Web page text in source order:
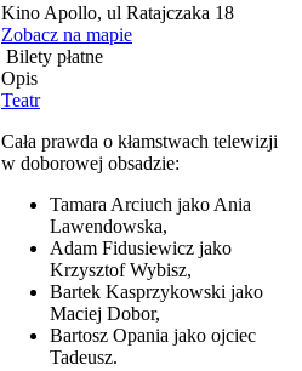
Kino Apollo, ul Ratajczaka 18
Zobacz na mapie
Bilety płatne
Opis
Teatr
Cała prawda o kłamstwach telewizji
w doborowej obsadzie:
Tamara Arciuch jako Ania
Lawendowska,
Adam Fidusiewicz jako
Krzysztof Wybisz,
Bartek Kasprzykowski jako
Maciej Dobor,
Bartosz Opania jako ojciec
Tadeusz.